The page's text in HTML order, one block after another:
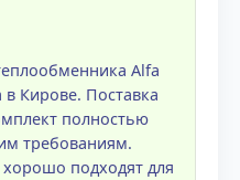
Alfa
в Кирове. Поставка
полностью
требованиям.
подходят для